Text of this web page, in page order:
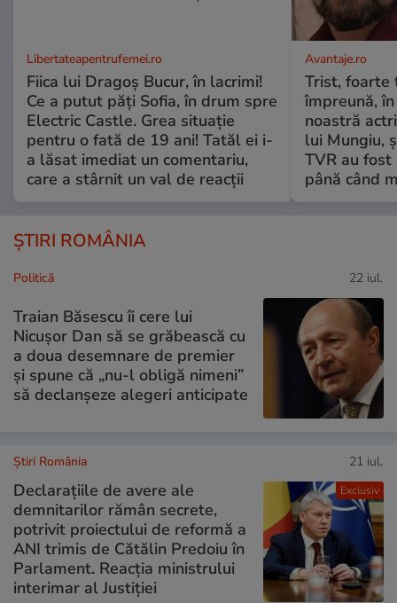
Libertateapentrufemei.ro
Fiica lui Dragoș Bucur, în lacrimi!
Ce a putut păți Sofia, în drum spre
Electric Castle. Grea situație
pentru o fată de 19 ani! Tatăl ei i-
a lăsat imediat un comentariu,
care a stârnit un val de reacții
Avantaje.ro
Trist, foarte
împreună,
noastră
lui Mungiu,
TVR au
până când
ȘTIRI ROMÂNIA
Politică 22 iul.
Traian Băsescu îi cere lui
Nicușor Dan să se grăbească cu
a doua desemnare de premier
și spune că „nu-l obligă nimeni”
să declanșeze alegeri anticipate
Exclusiv
Știri România 21 iul.
Declarațiile de avere ale
demnitarilor rămân secrete,
potrivit proiectului de reformă a
ANI trimis de Cătălin Predoiu în
Parlament. Reacția ministrului
interimar al Justiției